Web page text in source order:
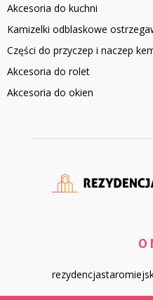
Akcesoria do kuchni
Kamizelki odblaskowe
Części do przyczep i naczep
Akcesoria do rolet
Akcesoria do okien
O